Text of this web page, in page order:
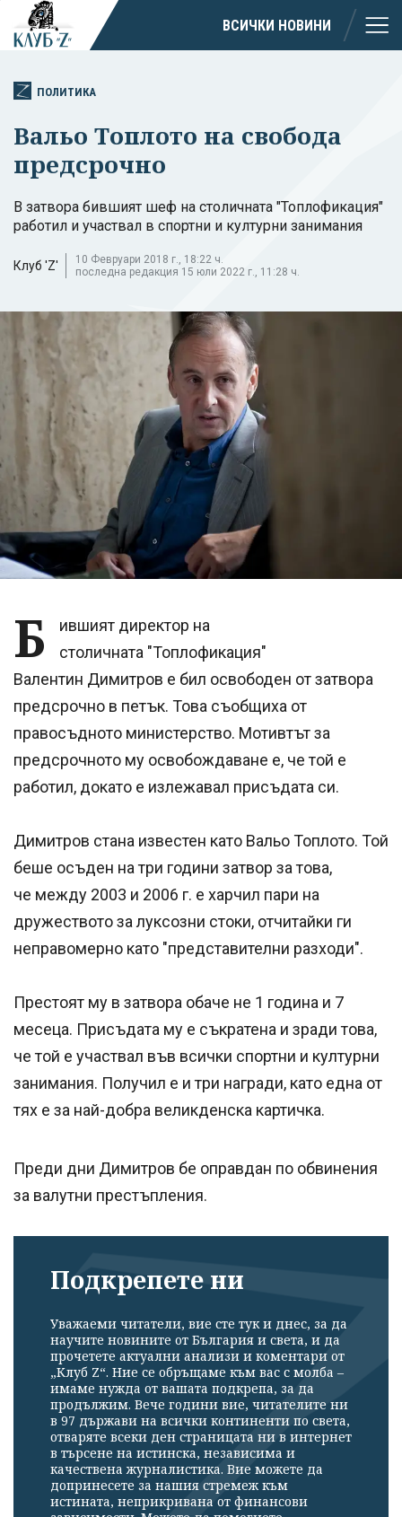
ВСИЧКИ НОВИНИ
ПОЛИТИКА
Вальо Топлото на свобода
предсрочно
В затвора бившият шеф на столичната "Топлофикация"
работил и участвал в спортни и културни занимания
Клуб 'Z'
10 Февруари 2018 г., 18:22 ч.
последна редакция 15 юли 2022 г., 11:28 ч.
Б
ившият директор на
столичната "Топлофикация"
Валентин Димитров е бил освободен от затвора
предсрочно в петък. Това съобщиха от
правосъдното министерство. Мотивтът за
предсрочното му освобождаване е, че той е
работил, докато е излежавал присъдата си.
Димитров стана известен като Вальо Топлото. Той
беше осъден на три години затвор за това,
че между 2003 и 2006 г. е харчил пари на
дружеството за луксозни стоки, отчитайки ги
неправомерно като "представителни разходи".
Престоят му в затвора обаче не 1 година и 7
месеца. Присъдата му е съкратена и зради това,
че той е участвал във всички спортни и културни
занимания. Получил е и три награди, като една от
тях е за най-добра великденска картичка.
Преди дни Димитров бе оправдан по обвинения
за валутни престъпления.
Подкрепете ни
Уважаеми читатели, вие сте тук и днес, за да
научите новините от България и света, и да
прочетете актуални анализи и коментари от
„Клуб Z“. Ние се обръщаме към вас с молба –
имаме нужда от вашата подкрепа, за да
продължим. Вече години вие, читателите ни
в 97 държави на всички континенти по света,
отваряте всеки ден страницата ни в интернет
в търсене на истинска, независима и
качествена журналистика. Вие можете да
допринесете за нашия стремеж към
истината, неприкривана от финансови